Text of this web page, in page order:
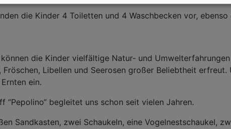
die Kinder 4 Toiletten und 4 Waschbecken vor, ebenso
die Kinder vielfältige Natur- und
Libellen und Seerosen großer Beliebtheit erfreut.
ein.
begleitet uns schon seit vielen Jahren.
Sandkasten, zwei Schaukeln, eine Vogelnestschaukel,